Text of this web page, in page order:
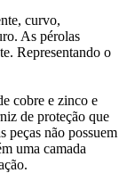
curvo,
As pérolas
Representando o
cobre e zinco e
de proteção que
peças não possuem
uma camada